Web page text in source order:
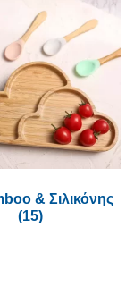
& Σιλικόνης
(15)